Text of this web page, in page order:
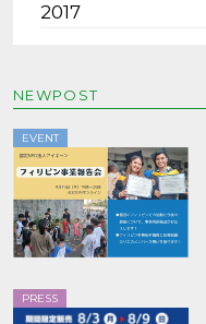
2017
NEWPOST
EVENT
PRESS